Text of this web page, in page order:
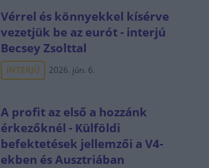
Vérrel és könnyekkel kísérve
vezetjük be az eurót - interjú
Becsey Zsolttal
INTERJÚ 2026. jún. 6.
A profit az első a hozzánk
érkezőknél - Külföldi
befektetések jellemzői a V4-
ekben és Ausztriában